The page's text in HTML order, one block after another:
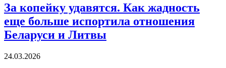
За копейку удавятся. Как жадность
еще больше испортила отношения
Беларуси и Литвы
24.03.2026